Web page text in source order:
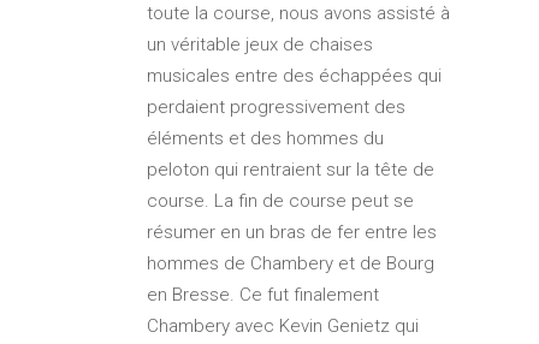
toute la course, nous avons assisté à
un véritable jeux de chaises
musicales entre des échappées qui
perdaient progressivement des
éléments et des hommes du
peloton qui rentraient sur la tête de
course. La fin de course peut se
résumer en un bras de fer entre les
hommes de Chambery et de Bourg
en Bresse. Ce fut finalement
Chambery avec Kevin Genietz qui